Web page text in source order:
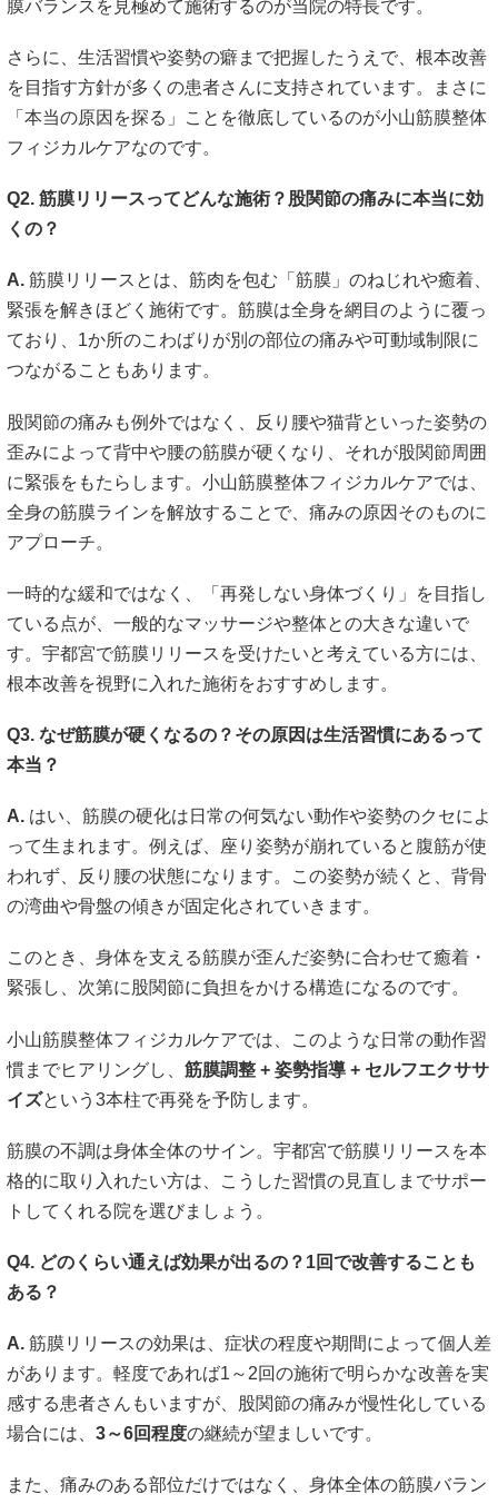
膜バランスを見極めて施術するのが当院の特長です。
さらに、生活習慣や姿勢の癖まで把握したうえで、根本改善
を目指す方針が多くの患者さんに支持されています。まさに
「本当の原因を探る」ことを徹底しているのが小山筋膜整体
フィジカルケアなのです。
Q2. 筋膜リリースってどんな施術？股関節の痛みに本当に効
くの？
A. 筋膜リリースとは、筋肉を包む「筋膜」のねじれや癒着、
緊張を解きほどく施術です。筋膜は全身を網目のように覆っ
ており、1か所のこわばりが別の部位の痛みや可動域制限に
つながることもあります。
股関節の痛みも例外ではなく、反り腰や猫背といった姿勢の
歪みによって背中や腰の筋膜が硬くなり、それが股関節周囲
に緊張をもたらします。小山筋膜整体フィジカルケアでは、
全身の筋膜ラインを解放することで、痛みの原因そのものに
アプローチ。
一時的な緩和ではなく、「再発しない身体づくり」を目指し
ている点が、一般的なマッサージや整体との大きな違いで
す。宇都宮で筋膜リリースを受けたいと考えている方には、
根本改善を視野に入れた施術をおすすめします。
Q3. なぜ筋膜が硬くなるの？その原因は生活習慣にあるって
本当？
A. はい、筋膜の硬化は日常の何気ない動作や姿勢のクセによ
って生まれます。例えば、座り姿勢が崩れていると腹筋が使
われず、反り腰の状態になります。この姿勢が続くと、背骨
の湾曲や骨盤の傾きが固定化されていきます。
このとき、身体を支える筋膜が歪んだ姿勢に合わせて癒着・
緊張し、次第に股関節に負担をかける構造になるのです。
小山筋膜整体フィジカルケアでは、このような日常の動作習
慣までヒアリングし、 筋膜調整 + 姿勢指導 + セルフエクササ
イズという3本柱で再発を予防します。
筋膜の不調は身体全体のサイン。宇都宮で筋膜リリースを本
格的に取り入れたい方は、こうした習慣の見直しまでサポー
トしてくれる院を選びましょう。
Q4. どのくらい通えば効果が出るの？1回で改善することも
ある？
A. 筋膜リリースの効果は、症状の程度や期間によって個人差
があります。軽度であれば1～2回の施術で明らかな改善を実
感する患者さんもいますが、股関節の痛みが慢性化している
場合には、 3～6回程度の継続が望ましいです。
また、痛みのある部位だけではなく、身体全体の筋膜バラン